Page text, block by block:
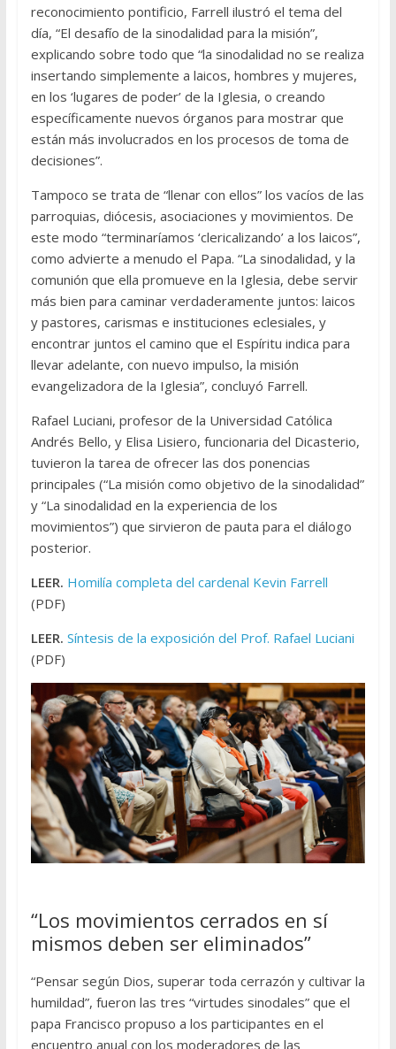
reconocimiento pontificio, Farrell ilustró el tema del
día, “El desafío de la sinodalidad para la misión”,
explicando sobre todo que “la sinodalidad no se realiza
insertando simplemente a laicos, hombres y mujeres,
en los ‘lugares de poder’ de la Iglesia, o creando
específicamente nuevos órganos para mostrar que
están más involucrados en los procesos de toma de
decisiones”.
Tampoco se trata de “llenar con ellos” los vacíos de las
parroquias, diócesis, asociaciones y movimientos. De
este modo “terminaríamos ‘clericalizando’ a los laicos”,
como advierte a menudo el Papa. “La sinodalidad, y la
comunión que ella promueve en la Iglesia, debe servir
más bien para caminar verdaderamente juntos: laicos
y pastores, carismas e instituciones eclesiales, y
encontrar juntos el camino que el Espíritu indica para
llevar adelante, con nuevo impulso, la misión
evangelizadora de la Iglesia”, concluyó Farrell.
Rafael Luciani, profesor de la Universidad Católica
Andrés Bello, y Elisa Lisiero, funcionaria del Dicasterio,
tuvieron la tarea de ofrecer las dos ponencias
principales (“La misión como objetivo de la sinodalidad”
y “La sinodalidad en la experiencia de los
movimientos”) que sirvieron de pauta para el diálogo
posterior.
LEER. Homilía completa del cardenal Kevin Farrell
(PDF)
LEER. Síntesis de la exposición del Prof. Rafael Luciani
(PDF)
“Los movimientos cerrados en sí
mismos deben ser eliminados”
“Pensar según Dios, superar toda cerrazón y cultivar la
humildad”, fueron las tres “virtudes sinodales” que el
papa Francisco propuso a los participantes en el
encuentro anual con los moderadores de las